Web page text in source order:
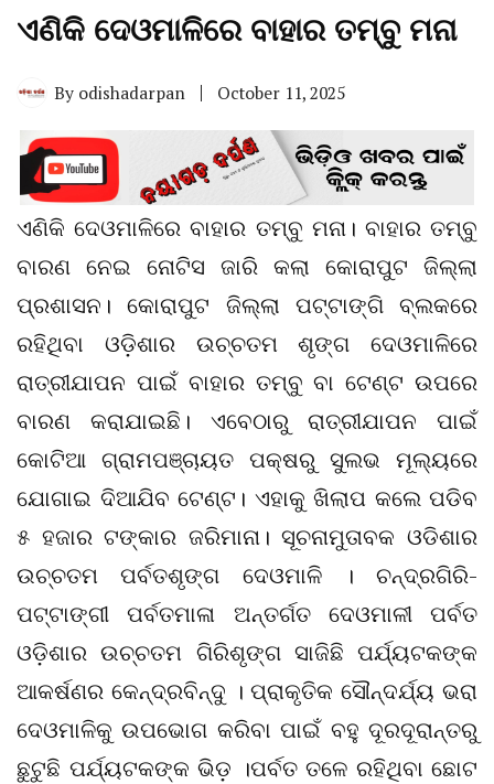
ଏଣିକି ଦେଓମାଳିରେ ବାହାର ତମ୍ବୁ ମନା
By odishadarpan October 11, 2025
ଏଣିକି ଦେଓମାଳିରେ ବାହାର ତମ୍ବୁ ମନା। ବାହାର ତମ୍ବୁ
ବାରଣ ନେଇ ନୋଟିସ ଜାରି କଲା କୋରାପୁଟ ଜିଲ୍ଲା
ପ୍ରଶାସନ। କୋରାପୁଟ ଜିଲ୍ଲା ପଟ୍ଟାଙ୍ଗି ବ୍ଲକରେ
ରହିଥିବା ଓଡ଼ିଶାର ଉଚ୍ଚତମ ଶୃଙ୍ଗ ଦେଓମାଳିରେ
ରାତ୍ରୀଯାପନ ପାଇଁ ବାହାର ତମ୍ବୁ ବା ଟେଣ୍ଟ ଉପରେ
ବାରଣ କରାଯାଇଛି। ଏବେଠାରୁ ରାତ୍ରୀଯାପନ ପାଇଁ
କୋଟିଆ ଗ୍ରାମପଞ୍ଚାୟତ ପକ୍ଷରୁ ସୁଲଭ ମୂଲ୍ୟରେ
ଯୋଗାଇ ଦିଆଯିବ ଟେଣ୍ଟ। ଏହାକୁ ଖିଲାପ କଲେ ପଡିବ
୫ ହଜାର ଟଙ୍କାର ଜରିମାନା। ସୂଚନାମୁତାବକ ଓଡିଶାର
ଉଚ୍ଚତମ ପର୍ବତଶୃଙ୍ଗ ଦେଓମାଳି । ଚନ୍ଦ୍ରଗିରି-
ପଟ୍ଟାଙ୍ଗୀ ପର୍ବତମାଳା ଅନ୍ତର୍ଗତ ଦେଓମାଳୀ ପର୍ବତ
ଓଡ଼ିଶାର ଉଚ୍ଚତମ ଗିରିଶୃଙ୍ଗ ସାଜିଛି ପର୍ଯ୍ୟଟକଙ୍କ
ଆକର୍ଷଣର କେନ୍ଦ୍ରବିନ୍ଦୁ । ପ୍ରାକୃତିକ ସୌନ୍ଦର୍ଯ୍ୟ ଭରା
ଦେଓମାଳିକୁ ଉପଭୋଗ କରିବା ପାଇଁ ବହୁ ଦୂରଦୂରାନ୍ତରୁ
ଛୁଟୁଛି ପର୍ଯ୍ୟଟକଙ୍କ ଭିଡ଼ ।ପର୍ବତ ତଳେ ରହିଥିବା ଛୋଟ